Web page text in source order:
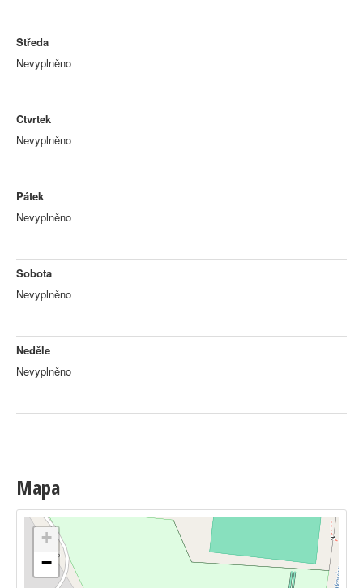
Středa
Nevyplněno
Čtvrtek
Nevyplněno
Pátek
Nevyplněno
Sobota
Nevyplněno
Neděle
Nevyplněno
Mapa
+
−